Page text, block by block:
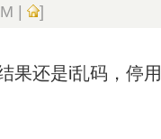
| ]
果还是i乱码，停